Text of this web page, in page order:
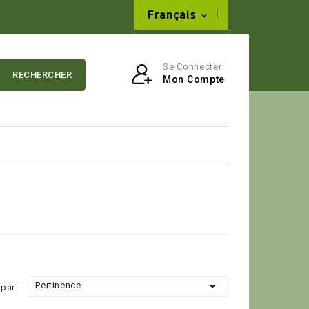
Français
Se Connecter
Mon Compte
RECHERCHER
Pertinence 